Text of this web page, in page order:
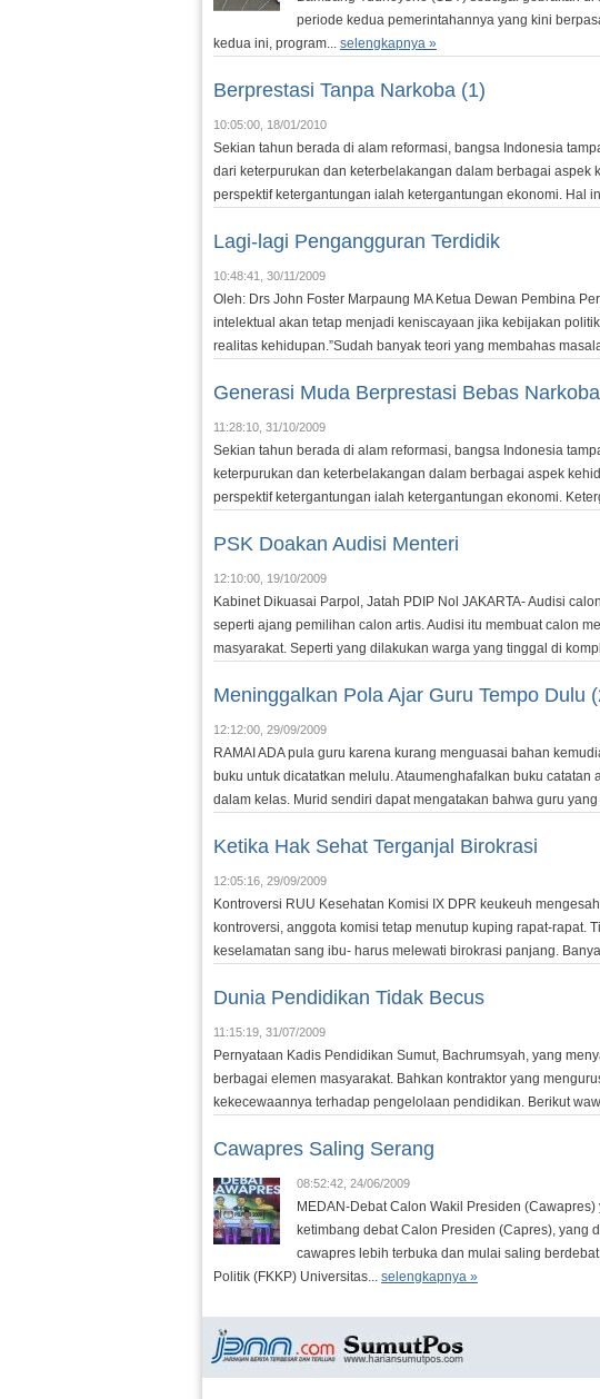
periode kedua pemerintahannya yang kini
kedua ini, program... selengkapnya »
Berprestasi Tanpa Narkoba (1)
10:05:00, 18/01/2010
Sekian tahun berada di alam reformasi, bangsa Indonesia
dari keterpurukan dan keterbelakangan dalam berbagai
perspektif ketergantungan ialah ketergantungan ekonomi. Hal
Lagi-lagi Pengangguran Terdidik
10:48:41, 30/11/2009
Oleh: Drs John Foster Marpaung MA Ketua Dewan Pembina
intelektual akan tetap menjadi keniscayaan jika kebijakan
realitas kehidupan.”Sudah banyak teori yang membahas
Generasi Muda Berprestasi Bebas
11:28:10, 31/10/2009
Sekian tahun berada di alam reformasi, bangsa Indonesia
keterpurukan dan keterbelakangan dalam berbagai aspek
perspektif ketergantungan ialah ketergantungan ekonomi.
PSK Doakan Audisi Menteri
12:10:00, 19/10/2009
Kabinet Dikuasai Parpol, Jatah PDIP Nol JAKARTA- Audisi
seperti ajang pemilihan calon artis. Audisi itu membuat calon
masyarakat. Seperti yang dilakukan warga yang tinggal di
Meninggalkan Pola Ajar Guru Tempo Dulu
12:12:00, 29/09/2009
RAMAI ADA pula guru karena kurang menguasai bahan
buku untuk dicatatkan melulu. Ataumenghafalkan buku
dalam kelas. Murid sendiri dapat mengatakan bahwa guru
Ketika Hak Sehat Terganjal Birokrasi
12:05:16, 29/09/2009
Kontroversi RUU Kesehatan Komisi IX DPR keukeuh
kontroversi, anggota komisi tetap menutup kuping rapat-rapat.
keselamatan sang ibu- harus melewati birokrasi panjang.
Dunia Pendidikan Tidak Becus
11:15:19, 31/07/2009
Pernyataan Kadis Pendidikan Sumut, Bachrumsyah, yang
berbagai elemen masyarakat. Bahkan kontraktor yang
kekecewaannya terhadap pengelolaan pendidikan. Berikut
Cawapres Saling Serang
08:52:42, 24/06/2009
MEDAN-Debat Calon Wakil Presiden
ketimbang debat Calon Presiden (Capres), yang
cawapres lebih terbuka dan mulai saling
Politik (FKKP) Universitas... selengkapnya »